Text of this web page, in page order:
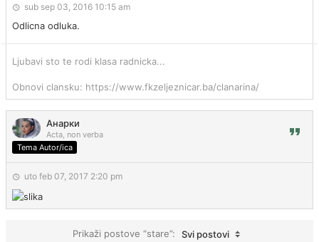
sub sep 03, 2016 10:15 am
Odlicna odluka.
Ljubavi sto te rodi klasa radnicka...
Obnovi clansku: https://www.fkzeljeznicar.ba/clanarina/
Анарки
Acta, non verba
Tema Autor/ica
uto feb 07, 2017 2:20 pm
Prikaži postove “stare”: Svi postovi